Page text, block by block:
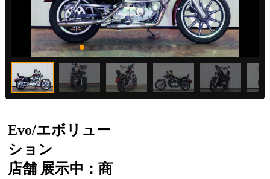
Evo/エボリュー
ション
店舗 展示中：商